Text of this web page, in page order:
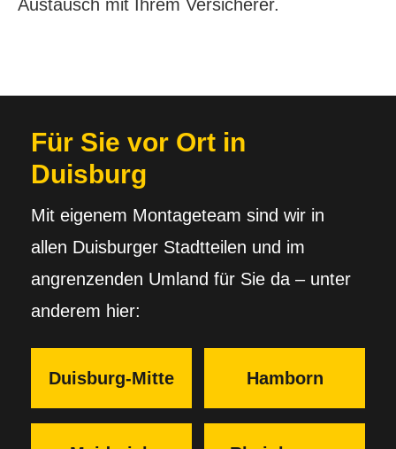
Austausch mit Ihrem Versicherer.
Für Sie vor Ort in
Duisburg
Mit eigenem Montageteam sind wir in
allen Duisburger Stadtteilen und im
angrenzenden Umland für Sie da – unter
anderem hier:
Duisburg-Mitte Hamborn